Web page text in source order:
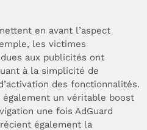
en avant l’aspect
les victimes
aux publicités ont
à la simplicité de
des fonctionnalités.
également un véritable boost
une fois AdGuard
également la